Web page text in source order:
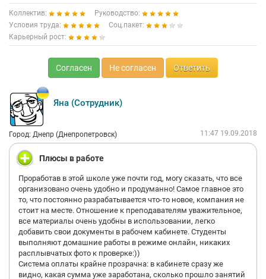
Коллектив:
Руководство:
Условия труда:
Соц.пакет:
Карьерный рост:
Согласен Не согласен Ответить
Яна (Сотрудник)
Город: Днепр (Днепропетровск) 11:47 19.09.2018
Плюсы в работе
Проработав в этой школе уже почти год, могу сказать, что все
организовано очень удобно и продуманно! Самое главное это
то, что постоянно разрабатывается что-то новое, компания не
стоит на месте. Отношение к преподавателям уважительное,
все материалы очень удобны в использовании, легко
добавить свои документы в рабочем кабинете. Студенты
выполняют домашние работы в режиме онлайн, никаких
расплывчатых фото к проверке:))
Система оплаты крайне прозрачна: в кабинете сразу же
видно, какая сумма уже заработана, сколько прошло занятий